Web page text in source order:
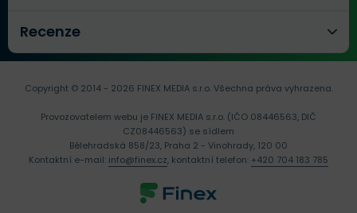
Recenze
Copyright © 2014 - 2026 FINEX MEDIA s.r.o.Všechna práva vyhrazena.
Provozovatelem webu je FINEX MEDIA s.r.o. (IČO 08446563, DIČ
CZ08446563) se sídlem
Bělehradská 858/23, Praha 2 - Vinohrady, 120 00
Kontaktní e-mail: info@finex.cz, kontaktní telefon: +420 704 183 785